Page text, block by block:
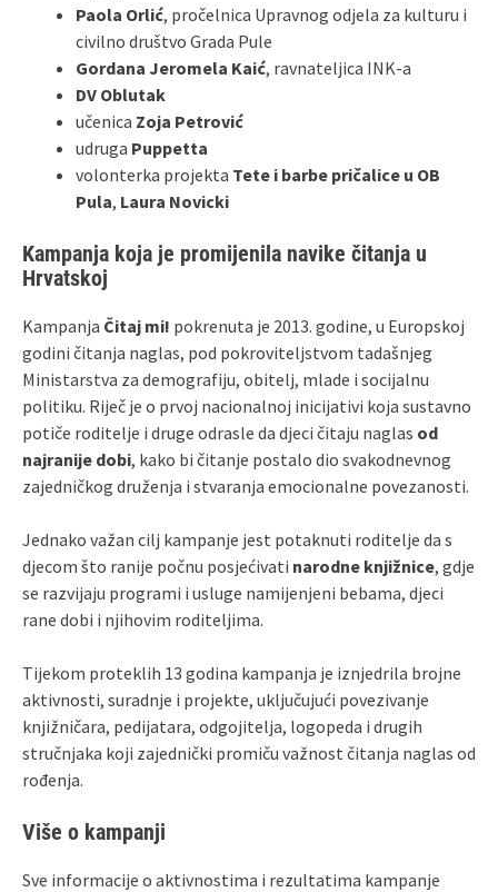
Paola Orlić, pročelnica Upravnog odjela za kulturu i
civilno društvo Grada Pule
Gordana Jeromela Kaić, ravnateljica INK-a
DV Oblutak
učenica Zoja Petrović
udruga Puppetta
volonterka projekta Tete i barbe pričalice u OB
Pula, Laura Novicki
Kampanja koja je promijenila navike čitanja u
Hrvatskoj
Kampanja Čitaj mi! pokrenuta je 2013. godine, u Europskoj
godini čitanja naglas, pod pokroviteljstvom tadašnjeg
Ministarstva za demografiju, obitelj, mlade i socijalnu
politiku. Riječ je o prvoj nacionalnoj inicijativi koja sustavno
potiče roditelje i druge odrasle da djeci čitaju naglas od
najranije dobi, kako bi čitanje postalo dio svakodnevnog
zajedničkog druženja i stvaranja emocionalne povezanosti.
Jednako važan cilj kampanje jest potaknuti roditelje da s
djecom što ranije počnu posjećivati narodne knjižnice, gdje
se razvijaju programi i usluge namijenjeni bebama, djeci
rane dobi i njihovim roditeljima.
Tijekom proteklih 13 godina kampanja je iznjedrila brojne
aktivnosti, suradnje i projekte, uključujući povezivanje
knjižničara, pedijatara, odgojitelja, logopeda i drugih
stručnjaka koji zajednički promiču važnost čitanja naglas od
rođenja.
Više o kampanji
Sve informacije o aktivnostima i rezultatima kampanje